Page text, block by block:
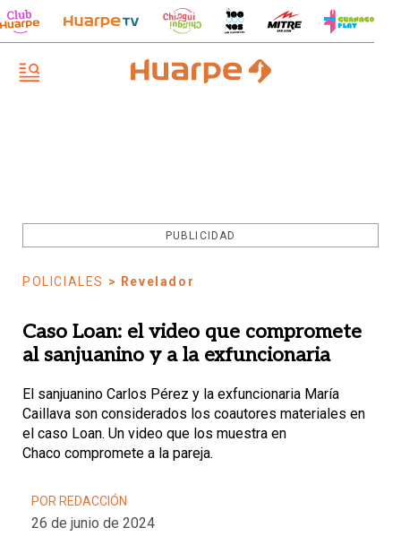
PUBLICIDAD
POLICIALES > Revelador
Caso Loan: el video que compromete
al sanjuanino y a la exfuncionaria
El sanjuanino Carlos Pérez y la exfuncionaria María
Caillava son considerados los coautores materiales en
el caso Loan. Un video que los muestra en
Chaco compromete a la pareja.
POR REDACCIÓN
26 de junio de 2024